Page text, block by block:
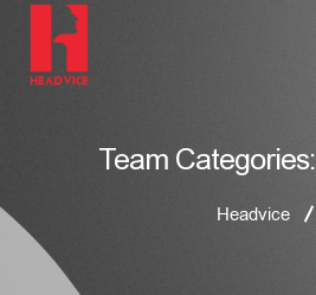
Team Categories:
Headvice